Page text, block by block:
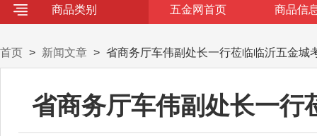
商品类别 五金网首页 商品信
首页 > 新闻文章 > 省商务厅车伟副处长一行莅临临沂五金城
省商务厅车伟副处长一行